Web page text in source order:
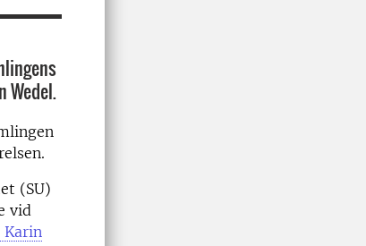
Wedel.
(SU)
vid
Karin